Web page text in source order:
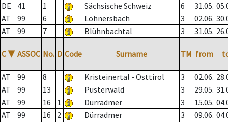
DE
41 1 Sächsische Schweiz 6 31.05.
AT
99 6 Löhnersbach 3 02.06.
AT
99 7 Blühnbachtal 3 31.05.
C ▼ ASSOC No. D Code Surname TM from
AT 99 8 Kristeinertal - Osttirol 3 02.06.
AT
99 13 Pusterwald 3 29.05.
AT
99 16 1 Dürradmer 3 15.05.
AT
99 16 2 Dürradmer 3 09.06.